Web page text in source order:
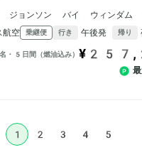
ジョンソン バイ ウィンダム
ンド ウォータープレイグラウン
航空 乗継便 行き 午後発 帰り
・5日間（燃油込み）
1 2 3 4 5